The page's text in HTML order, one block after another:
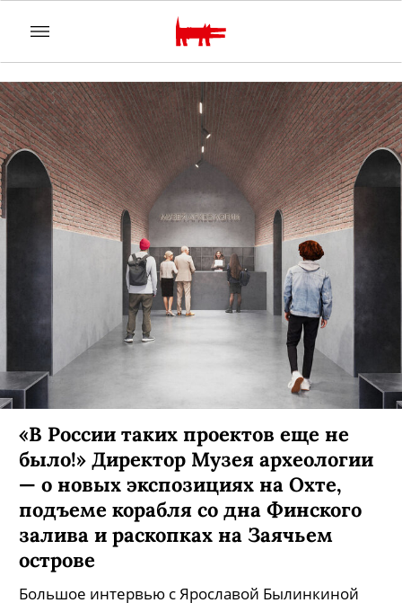
«В России таких проектов еще не
было!» Директор Музея археологии
— о новых экспозициях на Охте,
подъеме корабля со дна Финского
залива и раскопках на Заячьем
острове
Большое интервью с Ярославой Былинкиной